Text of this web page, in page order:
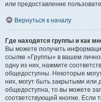
или предоставление
Вернуться к началу
Где находятся группы и как
Вы можете получить
ссылке «Группы» в вашем
одну из них, нажмите
общедоступны. Некоторые
них, могут быть закрытыми или
общедоступна, то вы можете
соответствующей кнопке. Если